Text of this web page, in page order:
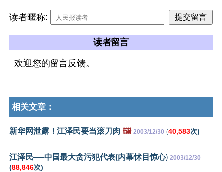
读者暱称:
读者留言
欢迎您的留言反馈。
相关文章：
新华网泄露！江泽民要当滚刀肉 🖼️ 2003/12/30 (40,583次)
江泽民──中国最大贪污犯代表(内幕怵目惊心) 2003/12/30
(88,846次)